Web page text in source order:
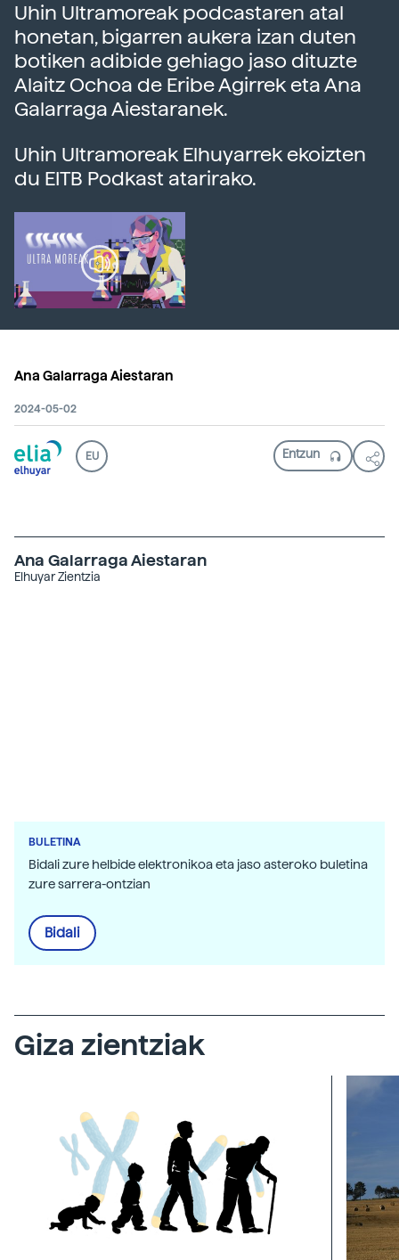
Uhin Ultramoreak podcastaren atal
honetan, bigarren aukera izan duten
botiken adibide gehiago jaso dituzte
Alaitz Ochoa de Eribe Agirrek eta Ana
Galarraga Aiestaranek.
Uhin Ultramoreak Elhuyarrek ekoizten
du EITB Podkast atarirako.
Ana Galarraga Aiestaran
2024-05-02
EU
Ana Galarraga Aiestaran
Elhuyar Zientzia
BULETINA
Bidali zure helbide elektronikoa eta jaso asteroko buletina
zure sarrera-ontzian
Bidali
Giza zientziak